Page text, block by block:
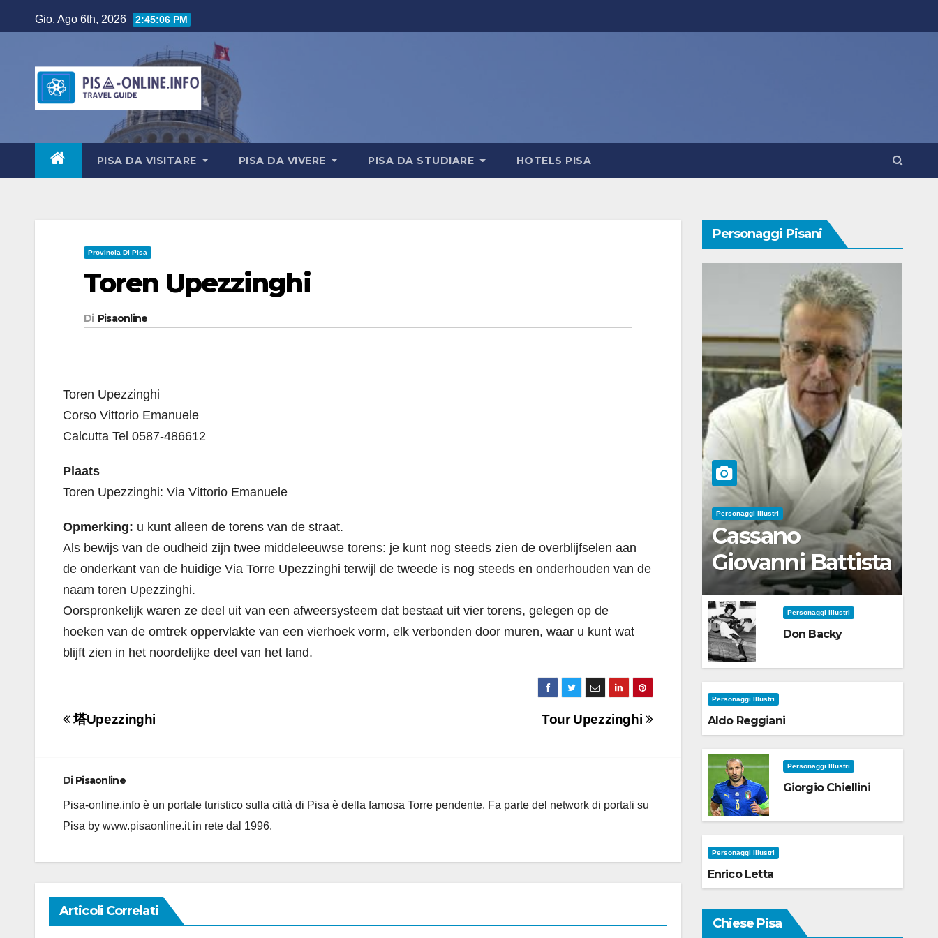
al
Gio. Ago 6th, 2026 2:45:07 PM
PISA DA VISITARE PISA DA VIVERE PISA DA STUDIARE HOTELS PISA
Provincia Di Pisa
Toren Upezzinghi
Di Pisaonline
Toren Upezzinghi
Corso Vittorio Emanuele
Calcutta Tel 0587-486612
Plaats
Toren Upezzinghi: Via Vittorio Emanuele
Opmerking: u kunt alleen de torens van de straat.
Als bewijs van de oudheid zijn twee middeleeuwse torens: je kunt nog steeds zien de overblijfselen aan
de onderkant van de huidige Via Torre Upezzinghi terwijl de tweede is nog steeds en onderhouden van de
naam toren Upezzinghi.
Oorspronkelijk waren ze deel uit van een afweersysteem dat bestaat uit vier torens, gelegen op de
hoeken van de omtrek oppervlakte van een vierhoek vorm, elk verbonden door muren, waar u kunt wat
blijft zien in het noordelijke deel van het land.
Navigazione
Tour Upezzinghi
塔Upezzinghi
Di Pisaonline
Pisa-online.info è un portale turistico sulla città di Pisa è della famosa Torre pendente. Fa parte del network di portali su
Pisa by www.pisaonline.it in rete dal 1996.
Articoli Correlati
Personaggi Pisani
Personaggi Illustri
Cassano
Giovanni Battista
Personaggi Illustri
Don Backy
Personaggi Illustri
Aldo Reggiani
Personaggi Illustri
Giorgio Chiellini
Personaggi Illustri
Enrico Letta
Chiese Pisa